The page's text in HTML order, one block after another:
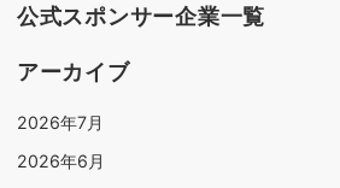
公式スポンサー企業一覧
アーカイブ
2026年7月
2026年6月